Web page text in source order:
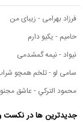
فرزاد بهرامی - زیبای من
حامیم - یکیو دارم
نیواد - نیمه گمشدمی
سامی لو - تلخم همچو
محمود التركي - عاشق
جدیدترین ها در نکست